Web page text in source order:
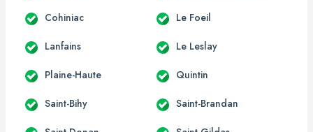
Cohiniac Le Foeil
Lanfains Le Leslay
Plaine-Haute Quintin
Saint-Bihy Saint-Brandan